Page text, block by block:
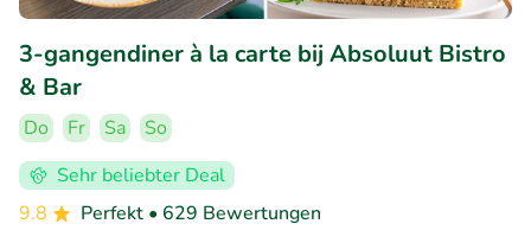
3-gangendiner à la carte bij Absoluut Bistro
& Bar
Do Fr Sa
So
Sehr beliebter Deal
9.8
Perfekt • 629 Bewertungen